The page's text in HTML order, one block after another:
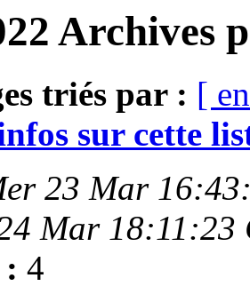
Archives
triés par : [
sur cette
23 Mar
Mar 18:11:23
4